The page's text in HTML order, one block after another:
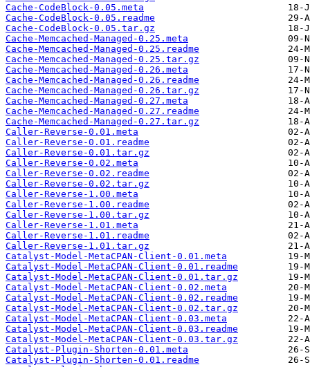
Cache-CodeBlock-0.05.meta
Cache-CodeBlock-0.05.readme
Cache-CodeBlock-0.05.tar.gz
Cache-Memcached-Managed-0.25.meta
Cache-Memcached-Managed-0.25.readme
Cache-Memcached-Managed-0.25.tar.gz
Cache-Memcached-Managed-0.26.meta
Cache-Memcached-Managed-0.26.readme
Cache-Memcached-Managed-0.26.tar.gz
Cache-Memcached-Managed-0.27.meta
Cache-Memcached-Managed-0.27.readme
Cache-Memcached-Managed-0.27.tar.gz
Caller-Reverse-0.01.meta
Caller-Reverse-0.01.readme
Caller-Reverse-0.01.tar.gz
Caller-Reverse-0.02.meta
Caller-Reverse-0.02.readme
Caller-Reverse-0.02.tar.gz
Caller-Reverse-1.00.meta
Caller-Reverse-1.00.readme
Caller-Reverse-1.00.tar.gz
Caller-Reverse-1.01.meta
Caller-Reverse-1.01.readme
Caller-Reverse-1.01.tar.gz
Catalyst-Model-MetaCPAN-Client-0.01.meta
Catalyst-Model-MetaCPAN-Client-0.01.readme
Catalyst-Model-MetaCPAN-Client-0.01.tar.gz
Catalyst-Model-MetaCPAN-Client-0.02.meta
Catalyst-Model-MetaCPAN-Client-0.02.readme
Catalyst-Model-MetaCPAN-Client-0.02.tar.gz
Catalyst-Model-MetaCPAN-Client-0.03.meta
Catalyst-Model-MetaCPAN-Client-0.03.readme
Catalyst-Model-MetaCPAN-Client-0.03.tar.gz
Catalyst-Plugin-Shorten-0.01.meta
Catalyst-Plugin-Shorten-0.01.readme